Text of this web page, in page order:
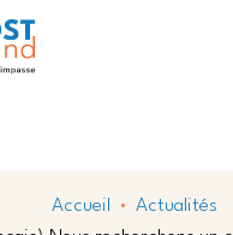
Accueil
Actualités